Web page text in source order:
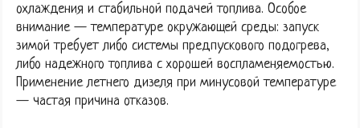
охлаждения и стабильной подачей топлива. Особое
внимание — температуре окружающей среды: запуск
зимой требует либо системы предпускового подогрева,
либо надежного топлива с хорошей воспламеняемостью.
Применение летнего дизеля при минусовой температуре
— частая причина отказов.